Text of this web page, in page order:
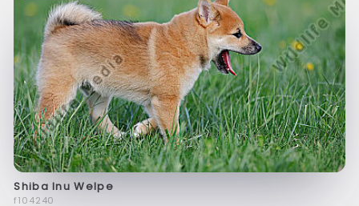
Shiba Inu Welpe
f104240